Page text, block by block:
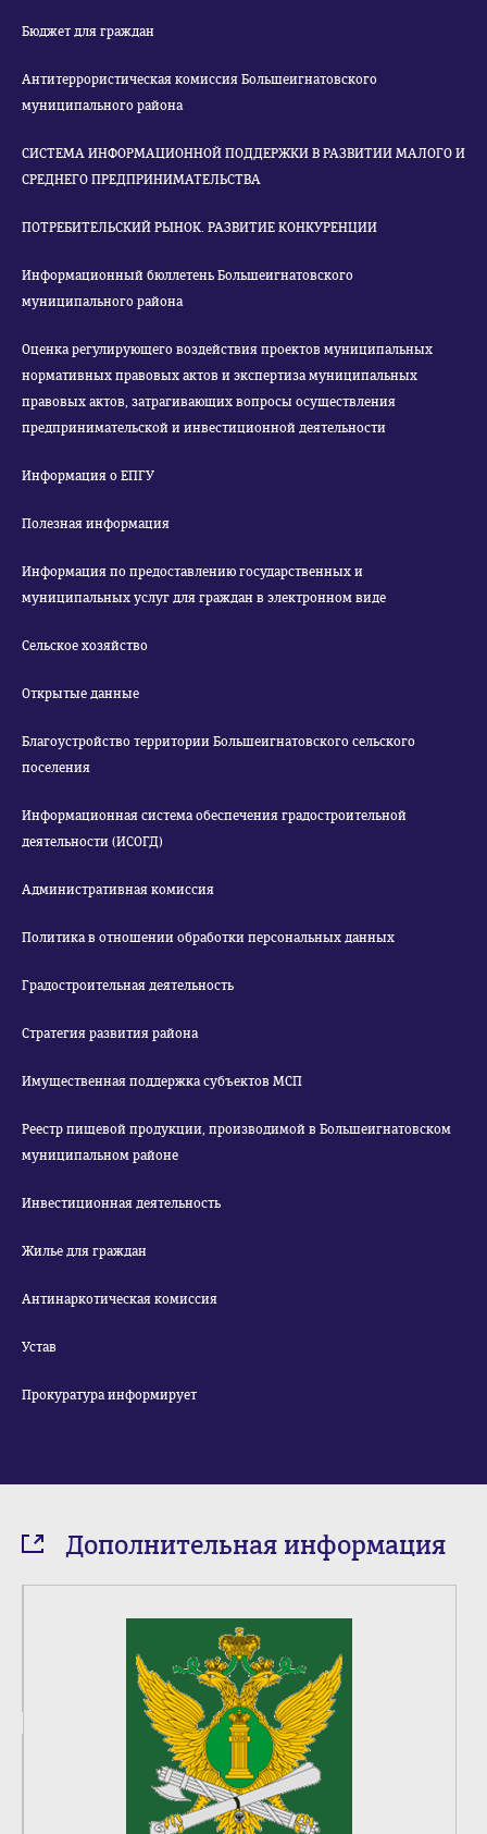
Бюджет для граждан
Антитеррористическая комиссия Большеигнатовского
муниципального района
СИСТЕМА ИНФОРМАЦИОННОЙ ПОДДЕРЖКИ В РАЗВИТИИ МАЛОГО И
СРЕДНЕГО ПРЕДПРИНИМАТЕЛЬСТВА
ПОТРЕБИТЕЛЬСКИЙ РЫНОК. РАЗВИТИЕ КОНКУРЕНЦИИ
Информационный бюллетень Большеигнатовского
муниципального района
Оценка регулирующего воздействия проектов муниципальных
нормативных правовых актов и экспертиза муниципальных
правовых актов, затрагивающих вопросы осуществления
предпринимательской и инвестиционной деятельности
Информация о ЕПГУ
Полезная информация
Информация по предоставлению государственных и
муниципальных услуг для граждан в электронном виде
Сельское хозяйство
Открытые данные
Благоустройство территории Большеигнатовского сельского
поселения
Информационная система обеспечения градостроительной
деятельности (ИСОГД)
Административная комиссия
Политика в отношении обработки персональных данных
Градостроительная деятельность
Стратегия развития района
Имущественная поддержка субъектов МСП
Реестр пищевой продукции, производимой в Большеигнатовском
муниципальном районе
Инвестиционная деятельность
Жилье для граждан
Антинаркотическая комиссия
Устав
Прокуратура информирует
Дополнительная информация